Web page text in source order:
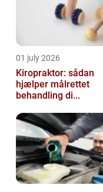
01 july 2026
Kiropraktor: sådan
hjælper målrettet
behandling di...